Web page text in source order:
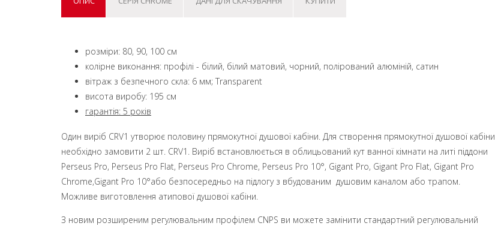
розміри: 80, 90, 100 см
колірне виконання: профілі - білий, білий матовий, чорний, полірований алюміній, сатин
вітраж з безпечного скла: 6 мм; Transparent
висота виробу: 195 см
гарантія: 5 років
Один виріб CRV1 утворює половину прямокутної душової кабіни. Для створення прямокутної душової кабіни
необхідно замовити 2 шт. CRV1. Виріб встановлюється в облицьований кут ванної кімнати на литі піддони
Perseus Pro, Perseus Pro Flat, Perseus Pro Chrome, Perseus Pro 10°, Gigant Pro, Gigant Pro Flat, Gigant Pro
Chrome,Gigant Pro 10°або безпосередньо на підлогу з вбудованим душовим каналом або трапом.
Можливе виготовлення атипової душової кабіни.
З новим розширеним регулювальним профілем CNPS ви можете замінити стандартний регулювальний